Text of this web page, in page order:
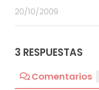
20/10/2009
3 RESPUESTAS
Comentarios